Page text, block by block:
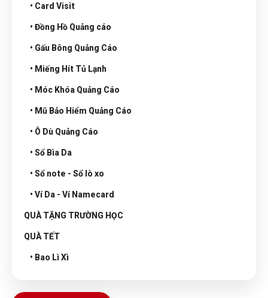
• Card Visit
• Đồng Hồ Quảng cáo
• Gấu Bông Quảng Cáo
• Miếng Hít Tủ Lạnh
• Móc Khóa Quảng Cáo
• Mũ Bảo Hiểm Quảng Cáo
• Ô Dù Quảng Cáo
• Sổ Bìa Da
• Sổ note - Sổ lò xo
• Ví Da - Ví Namecard
QUÀ TẶNG TRƯỜNG HỌC
QUÀ TẾT
• Bao Lì Xì